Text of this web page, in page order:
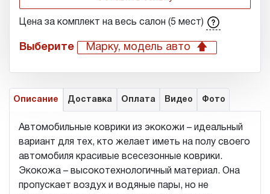
Цена за комплект на весь салон (5 мест)
Выберите Марку, модель авто
Описание Доставка Оплата Видео Фото
Автомобильные коврики из экокожи – идеальный
вариант для тех, кто желает иметь на полу своего
автомобиля красивые всесезонные коврики.
Экокожа – высокотехнологичный материал. Она
пропускает воздух и водяные пары, но не